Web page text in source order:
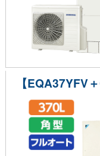
【EQA37YFV